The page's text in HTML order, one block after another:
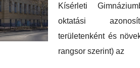
Kísérleti
oktatási
területenként és
rangsor szerint) az